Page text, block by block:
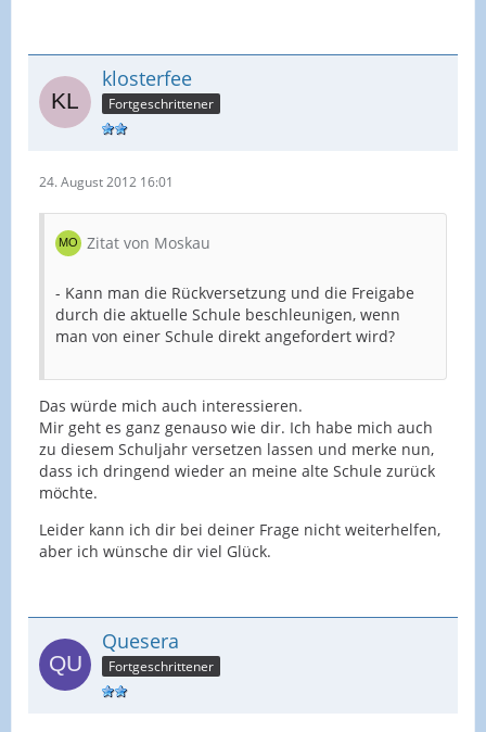
klosterfee
Fortgeschrittener
24. August 2012 16:01
Zitat von Moskau
- Kann man die Rückversetzung und die Freigabe
durch die aktuelle Schule beschleunigen, wenn
man von einer Schule direkt angefordert wird?
Das würde mich auch interessieren.
Mir geht es ganz genauso wie dir. Ich habe mich auch
zu diesem Schuljahr versetzen lassen und merke nun,
dass ich dringend wieder an meine alte Schule zurück
möchte.
Leider kann ich dir bei deiner Frage nicht weiterhelfen,
aber ich wünsche dir viel Glück.
Quesera
Fortgeschrittener